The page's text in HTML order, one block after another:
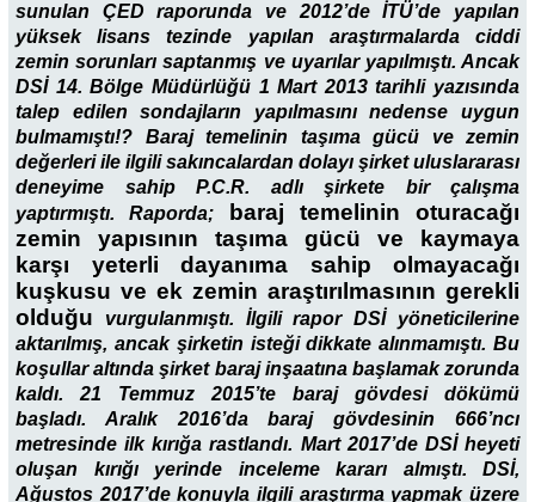
sunulan ÇED raporunda ve 2012’de İTÜ’de yapılan
yüksek lisans tezinde yapılan araştırmalarda ciddi
zemin sorunları saptanmış ve uyarılar yapılmıştı. Ancak
DSİ 14. Bölge Müdürlüğü 1 Mart 2013 tarihli yazısında
talep edilen sondajların yapılmasını nedense uygun
bulmamıştı!? Baraj temelinin taşıma gücü ve zemin
değerleri ile ilgili sakıncalardan dolayı şirket uluslararası
deneyime sahip P.C.R. adlı şirkete bir çalışma
yaptırmıştı. Raporda;
baraj temelinin oturacağı
zemin yapısının taşıma gücü ve kaymaya
karşı yeterli dayanıma sahip olmayacağı
kuşkusu ve ek zemin araştırılmasının gerekli
olduğu vurgulanmıştı. İlgili rapor DSİ yöneticilerine
aktarılmış, ancak şirketin isteği dikkate alınmamıştı. Bu
koşullar altında şirket baraj inşaatına başlamak zorunda
kaldı. 21 Temmuz 2015’te baraj gövdesi dökümü
başladı. Aralık 2016’da baraj gövdesinin 666’ncı
metresinde ilk kırığa rastlandı. Mart 2017’de DSİ heyeti
oluşan kırığı yerinde inceleme kararı almıştı. DSİ,
Ağustos 2017’de konuyla ilgili araştırma yapmak üzere